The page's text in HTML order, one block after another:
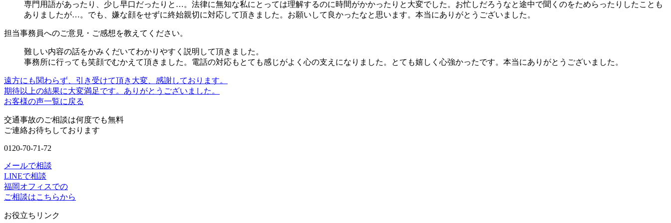
専門用語があったり、少し早口だったりと…。法律に無知な私にとっては理解するのに時間がかかったりと大変でした。お忙しだろうなと途中で聞くのをためらったりしたことも
ありましたが…。でも、嫌な顔をせずに終始親切に対応して頂きました。お願いして良かったなと思います。本当にありがとうございました。
担当事務員へのご意見・ご感想を教えてください。
難しい内容の話をかみくだいてわかりやすく説明して頂きました。
事務所に行っても笑顔でむかえて頂きました。電話の対応もとても感じがよく心の支えになりました。とても嬉しく心強かったです。本当にありがとうございました。
遠方にも関わらず、引き受けて頂き大変、感謝しております。
期待以上の結果に大変満足です。ありがとうございました。
お客様の声一覧に戻る
交通事故のご相談は何度でも無料
ご連絡お待ちしております
0120-70-71-72
メールで相談
LINEで相談
福岡オフィスでの
ご相談はこちらから
お役立ちリンク